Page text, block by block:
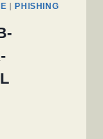
|PHISHING